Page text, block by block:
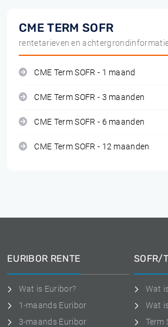
CME TERM SOFR
rentetarieven en
CME Term SOFR - 1 maand
CME Term SOFR - 3 maanden
CME Term SOFR - 6 maanden
CME Term SOFR - 12 maanden
EURIBOR RENTE
Wat is Euribor?
1-maands Euribor
3-maands Euribor
SOFR/
Wat
Wat
Term